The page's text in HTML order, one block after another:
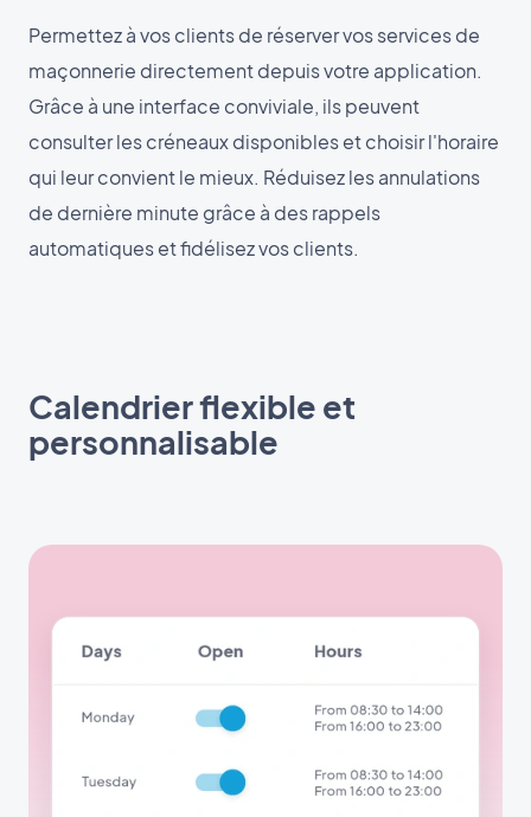
Permettez à vos clients de réserver vos services de
maçonnerie directement depuis votre application.
Grâce à une interface conviviale, ils peuvent
consulter les créneaux disponibles et choisir l'horaire
qui leur convient le mieux. Réduisez les annulations
de dernière minute grâce à des rappels
automatiques et fidélisez vos clients.
Calendrier flexible et
personnalisable